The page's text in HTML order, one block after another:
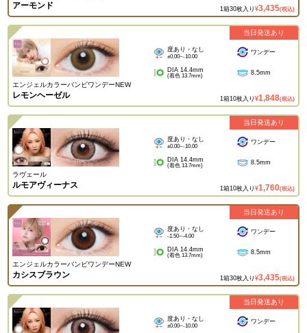
アーモンド 1箱30枚入り ¥3,435(税込)
エンジェルカラーバンビワンデーNEW
レモンヘーゼル
度あり・なし
±0.00~-10.00
ワンデー
DIA 14.4mm
(着色 13.7mm) 8.5mm
1箱10枚入り ¥1,848(税込)
当日発送あり
ラヴェール
ルモアヴィーナス
度あり・なし
±0.00~-10.00
ワンデー
DIA 14.4mm
(着色 13.7mm) 8.5mm
1箱10枚入り ¥1,760(税込)
当日発送あり
エンジェルカラーバンビワンデーNEW
カシスブラウン
度あり・なし
-1.50~-4.00
ワンデー
DIA 14.4mm
(着色 13.7mm) 8.5mm
1箱30枚入り ¥3,435(税込)
当日発送あり
度あり・なし
±0.00~-10.00
ワンデー
当日発送あり